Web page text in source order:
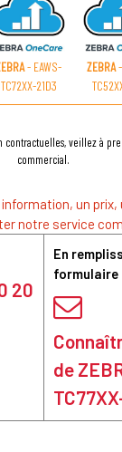
- EAWS-
TC72XX-21D3
ZEBRA-
contractuelles, veillez à
commercial.
un prix,
notre service
20
En
formulaire
de